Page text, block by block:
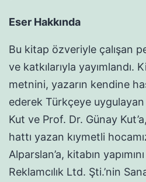
Eser Hakkında
Bu kitap özveriyle çalışan
ve katkılarıyla yayımlandı.
metnini, yazarın kendine
ederek Türkçeye
Kut ve Prof. Dr. Günay
hattı yazan kıymetli
Alparslan’a, kitabın
Reklamcılık Ltd. Şti.’nin